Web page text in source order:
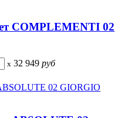
COMPLEMENTI 02
x 32 949 руб